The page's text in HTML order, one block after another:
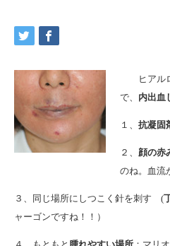
ヒアルロ
で、 内出血
１、 抗凝固
２、 顔の赤
のね。血流
３、同じ場所にしつこく針を刺す (
ャーゴンですね！！）
アクセス
メールで相談
ブログ一覧ページ
料金一覧 new